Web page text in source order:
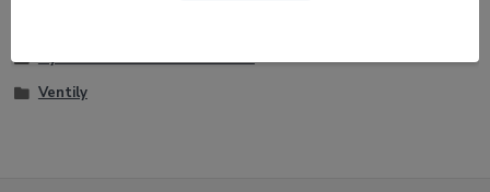
Hydrantové skrine D 25 a C 52
Ventily